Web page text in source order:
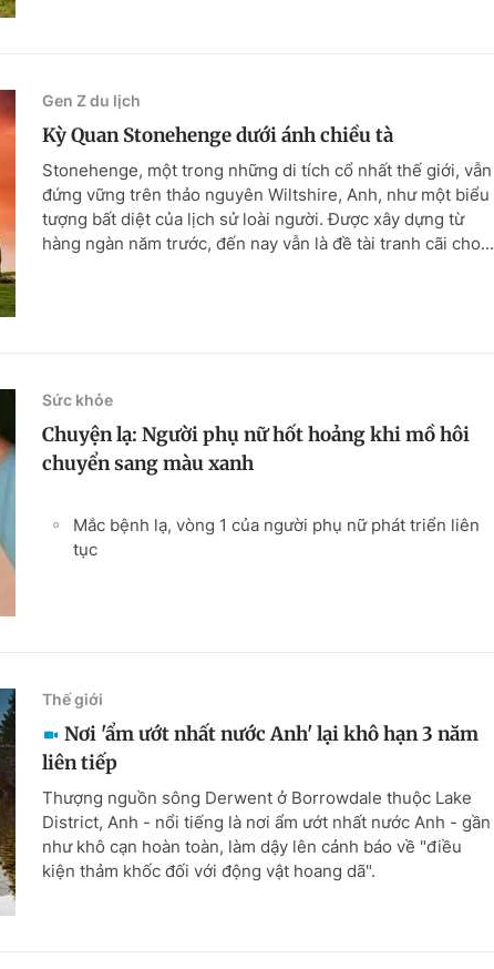
Gen Z du lịch
Kỳ Quan Stonehenge dưới ánh chiều tà
Stonehenge, một trong những di tích cổ nhất thế giới, vẫn
đứng vững trên thảo nguyên Wiltshire, Anh, như một biểu
tượng bất diệt của lịch sử loài người. Được xây dựng từ
hàng ngàn năm trước, đến nay vẫn là đề tài tranh cãi cho...
Sức khỏe
Chuyện lạ: Người phụ nữ hốt hoảng khi mồ hôi
chuyển sang màu xanh
Mắc bệnh lạ, vòng 1 của người phụ nữ phát triển liên
tục
Thế giới
Nơi 'ẩm ướt nhất nước Anh' lại khô hạn 3 năm
liên tiếp
Thượng nguồn sông Derwent ở Borrowdale thuộc Lake
District, Anh - nổi tiếng là nơi ẩm ướt nhất nước Anh - gần
như khô cạn hoàn toàn, làm dậy lên cảnh báo về "điều
kiện thảm khốc đối với động vật hoang dã".